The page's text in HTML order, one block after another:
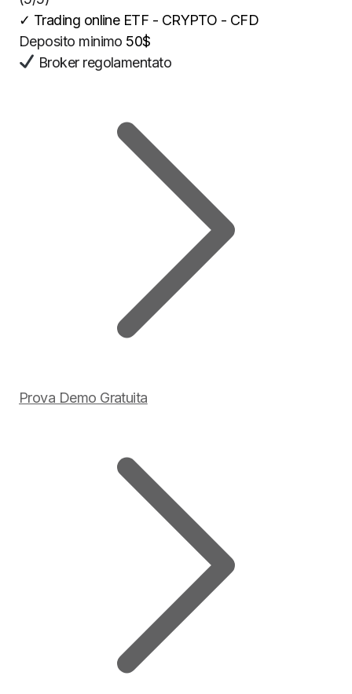
✓ Trading online ETF - CRYPTO - CFD
Deposito minimo 50$
Broker regolamentato
Prova Demo Gratuita